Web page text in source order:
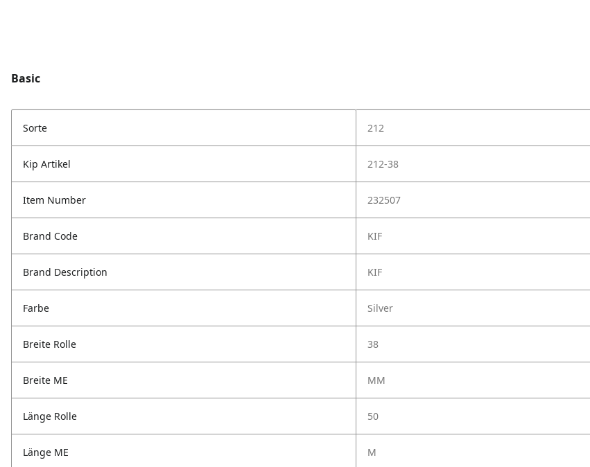
Basic
Sorte 212
Kip Artikel 212-38
Item Number 232507
Brand Code KIF
Brand Description KIF
Farbe Silver
Breite Rolle 38
Breite ME MM
Länge Rolle 50
Länge ME M